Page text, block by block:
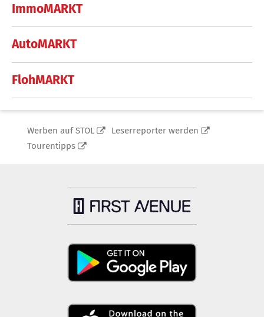
ImmoMARKT
AutoMARKT
FlohMARKT
Werben auf STOL
Leserreporter werden
Tourentipps